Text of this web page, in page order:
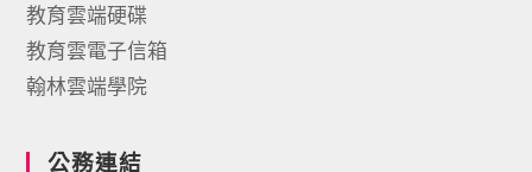
教育雲端硬碟
教育雲電子信箱
翰林雲端學院
公務連結